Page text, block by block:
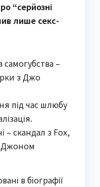
“серйозні
лише секс-
–
з Джо
під час шлюбу
– скандал з Fox,
Джоном
в біографії